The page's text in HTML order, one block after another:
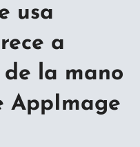
usa
a
de la mano
AppImage